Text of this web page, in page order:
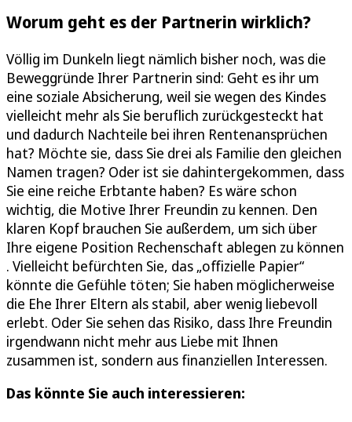
Worum geht es der Partnerin wirklich?
Völlig im Dunkeln liegt nämlich bisher noch, was die
Beweggründe Ihrer Partnerin sind: Geht es ihr um
eine soziale Absicherung, weil sie wegen des Kindes
vielleicht mehr als Sie beruflich zurückgesteckt hat
und dadurch Nachteile bei ihren Rentenansprüchen
hat? Möchte sie, dass Sie drei als Familie den gleichen
Namen tragen? Oder ist sie dahintergekommen, dass
Sie eine reiche Erbtante haben? Es wäre schon
wichtig, die Motive Ihrer Freundin zu kennen. Den
klaren Kopf brauchen Sie außerdem, um sich über
Ihre eigene Position Rechenschaft ablegen zu können
. Vielleicht befürchten Sie, das „offizielle Papier“
könnte die Gefühle töten; Sie haben möglicherweise
die Ehe Ihrer Eltern als stabil, aber wenig liebevoll
erlebt. Oder Sie sehen das Risiko, dass Ihre Freundin
irgendwann nicht mehr aus Liebe mit Ihnen
zusammen ist, sondern aus finanziellen Interessen.
Das könnte Sie auch interessieren: